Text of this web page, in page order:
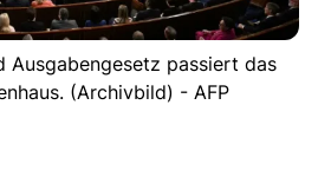
Ausgabengesetz passiert das
(Archivbild) - AFP